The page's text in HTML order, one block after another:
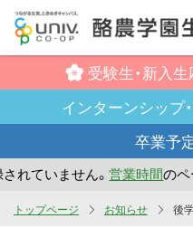
受験生・新入生
インターンシップ・
卒業予
いません。営業時間のペー
トップページ お知らせ 後